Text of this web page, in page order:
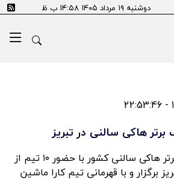
دوشنبه ۱۹ مرداد ۱۴۰۵ ۱۴:۵۸ ب ظ
هاکی سالنی در تبریز
پانزدهمین دوره لیگ برتر هاکی سالنی کشور با حضور ۱۰ تیم از
برگزار و با قهرمانی تیم کارا ماشین